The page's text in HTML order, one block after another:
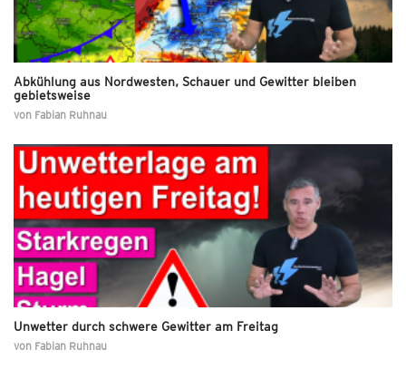
Abkühlung aus Nordwesten, Schauer und Gewitter bleiben
gebietsweise
von Fabian Ruhnau
Unwetter durch schwere Gewitter am Freitag
von Fabian Ruhnau